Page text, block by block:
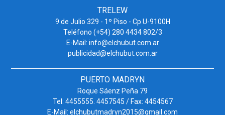
TRELEW
9 de Julio 329 - 1º Piso - Cp U-9100H
Teléfono (+54) 280 4434 802/3
E-Mail: info@elchubut.com.ar
publicidad@elchubut.com.ar
PUERTO MADRYN
Roque Sáenz Peña 79
Tel: 4455555. 4457545 / Fax: 4454567
E-Mail: elchubutmadryn2015@gmail.com